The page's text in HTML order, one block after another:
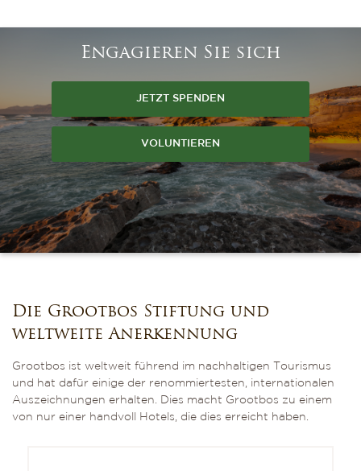
Engagieren Sie sich
JETZT SPENDEN
VOLUNTIEREN
Die Grootbos Stiftung und
weltweite Anerkennung
Grootbos ist weltweit führend im nachhaltigen Tourismus
und hat dafür einige der renommiertesten, internationalen
Auszeichnungen erhalten. Dies macht Grootbos zu einem
von nur einer handvoll Hotels, die dies erreicht haben.